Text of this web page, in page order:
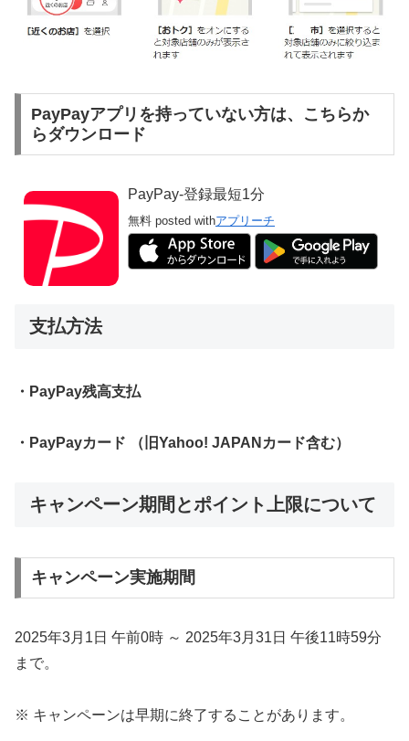
PayPayアプリを持っていない方は、こちらか
らダウンロード
PayPay-登録最短1分
無料 posted withアプリーチ
支払方法
・PayPay残高支払
・PayPayカード （旧Yahoo! JAPANカード含む）
キャンペーン期間とポイント上限について
キャンペーン実施期間
2025年3月1日 午前0時 ～ 2025年3月31日 午後11時59分
まで。
※ キャンペーンは早期に終了することがあります。